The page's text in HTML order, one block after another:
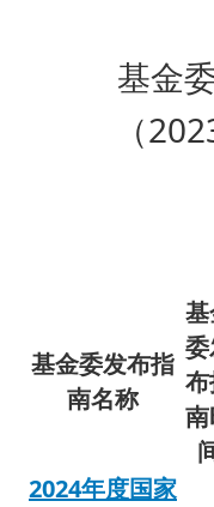
基金
（
基金委发布指
南名称
2024年度国家